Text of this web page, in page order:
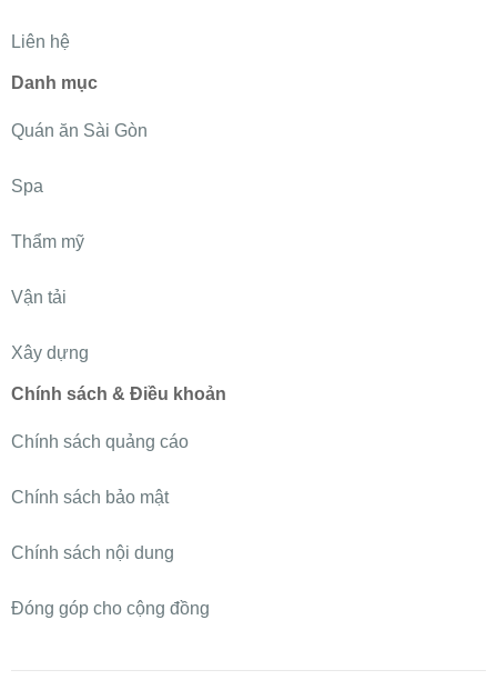
Liên hệ
Danh mục
Quán ăn Sài Gòn
Spa
Thẩm mỹ
Vận tải
Xây dựng
Chính sách & Điều khoản
Chính sách quảng cáo
Chính sách bảo mật
Chính sách nội dung
Đóng góp cho cộng đồng